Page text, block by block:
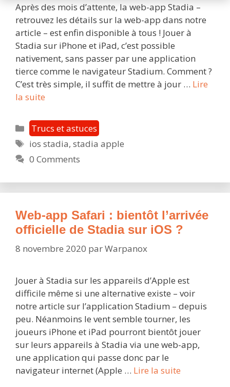
Après des mois d’attente, la web-app Stadia –
retrouvez les détails sur la web-app dans notre
article – est enfin disponible à tous ! Jouer à
Stadia sur iPhone et iPad, c’est possible
nativement, sans passer par une application
tierce comme le navigateur Stadium. Comment ?
C’est très simple, il suffit de mettre à jour … Lire
la suite
Stadia
sur
iPhone
et
:
enfin
possible
avec
iOS
Catégories
Trucs et astuces
Étiquettes
ios stadia,stadia apple
0 Comments
Web-app Safari : bientôt l’arrivée
officielle de Stadia sur iOS ?
8 novembre 2020 parWarpanox
Jouer à Stadia sur les appareils d’Apple est
difficile même si une alternative existe – voir
notre article sur l’application Stadium – depuis
peu. Néanmoins le vent semble tourner, les
joueurs iPhone et iPad pourront bientôt jouer
sur leurs appareils à Stadia via une web-app,
une application qui passe donc par le
navigateur internet (Apple … Lire la suite